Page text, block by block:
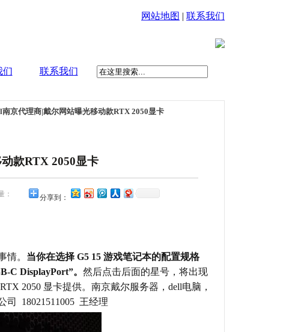
网站地图 | 联系我们
们 联系我们
南京代理商|戴尔网站曝光移动款RTX 2050显卡
款RTX 2050显卡
： 分享到：
情。 当你在选择 G5 15 游戏笔记本的配置规格
C DisplayPort”。 然后点击后面的星号，将出现
2050 显卡提供。南京戴尔服务器，dell电脑，
司 18021511005 王经理